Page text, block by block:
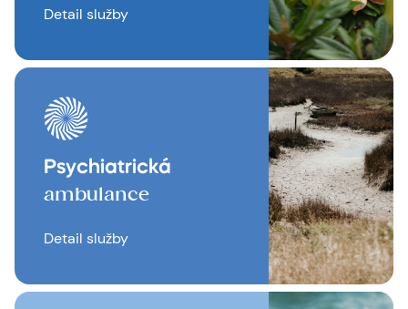
Detail služby
Psychiatrická
ambulance
Detail služby